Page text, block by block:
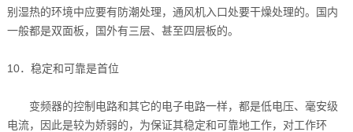
别湿热的环境中应要有防潮处理，通风机入口处要干燥处理的。国内
一般都是双面板，国外有三层、甚至四层板的。
10．稳定和可靠是首位
变频器的控制电路和其它的电子电路一样，都是低电压、毫安级
电流，因此是较为娇弱的，为保证其稳定和可靠地工作，对工作环